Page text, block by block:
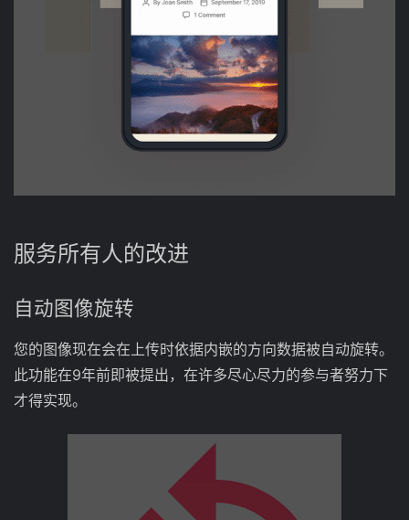
服务所有人的改进
自动图像旋转
您的图像现在会在上传时依据内嵌的方向数据被自动旋转。
此功能在9年前即被提出，在许多尽心尽力的参与者努力下
才得实现。